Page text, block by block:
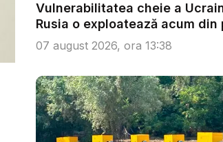
Vulnerabilitatea cheie a
Rusia o exploatează acum din
07 august 2026, ora 13:38